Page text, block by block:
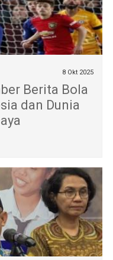
8 Okt 2025
Berita Bola
dan Dunia